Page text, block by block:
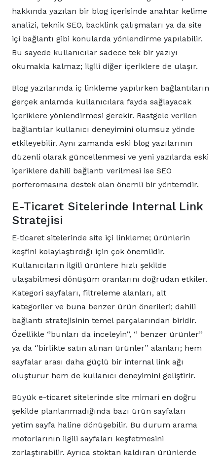
hakkında yazılan bir blog içerisinde anahtar kelime
analizi, teknik SEO, backlink çalışmaları ya da site
içi bağlantı gibi konularda yönlendirme yapılabilir.
Bu sayede kullanıcılar sadece tek bir yazıyı
okumakla kalmaz; ilgili diğer içeriklere de ulaşır.
Blog yazılarında iç linkleme yapılırken bağlantıların
gerçek anlamda kullanıcılara fayda sağlayacak
içeriklere yönlendirmesi gerekir. Rastgele verilen
bağlantılar kullanıcı deneyimini olumsuz yönde
etkileyebilir. Aynı zamanda eski blog yazılarının
düzenli olarak güncellenmesi ve yeni yazılarda eski
içeriklere dahili bağlantı verilmesi ise SEO
porferomasına destek olan önemli bir yöntemdir.
E-Ticaret Sitelerinde Internal Link
Stratejisi
E-ticaret sitelerinde site içi linkleme; ürünlerin
keşfini kolaylaştırdığı için çok önemlidir.
Kullanıcıların ilgili ürünlere hızlı şekilde
ulaşabilmesi dönüşüm oranlarını doğrudan etkiler.
Kategori sayfaları, filtreleme alanları, alt
kategoriler ve buna benzer ürün önerileri; dahili
bağlantı stratejisinin temel parçalarından biridir.
Özellikle ‘’bunları da inceleyin’’, ‘’ benzer ürünler’’
ya da ‘’birlikte satın alınan ürünler’’ alanları; hem
sayfalar arası daha güçlü bir internal link ağı
oluşturur hem de kullanıcı deneyimini geliştirir.
Büyük e-ticaret sitelerinde site mimari en doğru
şekilde planlanmadığında bazı ürün sayfaları
yetim sayfa haline dönüşebilir. Bu durum arama
motorlarının ilgili sayfaları keşfetmesini
zorlaştırabilir. Ayrıca stoktan kaldıran ürünlerde